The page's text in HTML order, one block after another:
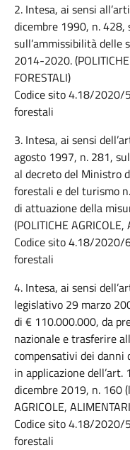
2. Intesa, ai sensi
dicembre 1990, n. 428,
sull’ammissibilità delle
2014-2020.
FORESTALI)
Codice sito 4.18/2020/
forestali
3. Intesa, ai sensi
agosto 1997, n. 281,
al decreto del Ministro
forestali e del turismo
di attuazione della
(POLITICHE
Codice sito 4.18/2020/
forestali
4. Intesa, ai sensi
legislativo 29 marzo
di € 110.000.000, da
nazionale e trasferire
compensativi dei danni
in applicazione
dicembre 2019, n. 160
AGRICOLE,
Codice sito 4.18/2020/
forestali